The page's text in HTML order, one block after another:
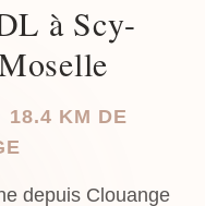
à Scy-
18.4 KM DE
depuis Clouange